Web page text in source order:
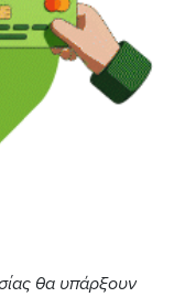
θα υπάρξουν